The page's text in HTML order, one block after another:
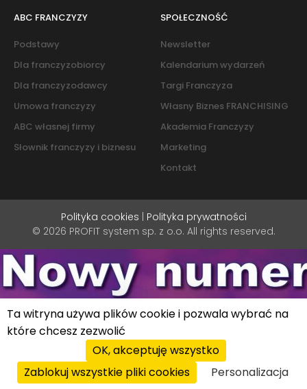
ABC FRANCZYZY
Podstawy
Dla franczyzobiorcy
Dla franczyzodawcy
Umowa franczyzy
ABC własnej firmy
Słownik franczyzy i biznesu
SPOŁECZNOŚĆ
Newsletter
Kalendarium wydarzeń
Targi Franczyza
Własny Biznes FRANCHISING
Akademia Franczyzy
Marketing
Kontakt
Polityka cookies
Polityka prywatności
© 2026 PROFIT system sp. z o.o. All rights reserved.
Ta witryna używa plików cookie i pozwala wybrać na
które chcesz zezwolić
OK, akceptuję wszystko
Zablokuj wszystkie pliki cookies
Personalizacja